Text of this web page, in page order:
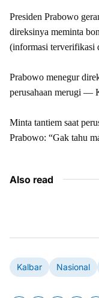
Presiden Prabowo
direksinya meminta
(informasi terverifikasi
Prabowo menegur
perusahaan merugi —
Minta tantiem saat
Prabowo: “Gak tahu
Also read
Kalbar Nasional